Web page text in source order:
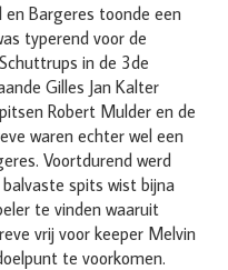
Bargeres toonde een
typerend voor de
in de 3de
Gilles Jan Kalter
Robert Mulder en de
waren echter wel een
Voortdurend werd
spits wist bijna
te vinden waaruit
vrij voor keeper Melvin
te voorkomen.